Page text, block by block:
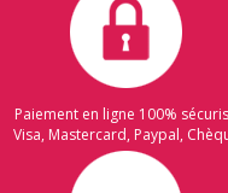
Paiement en ligne 100%
Visa, Mastercard, Paypal,